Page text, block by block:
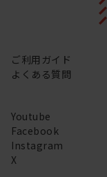
ご利用ガイド
よくある質問
Youtube
Facebook
Instagram
X